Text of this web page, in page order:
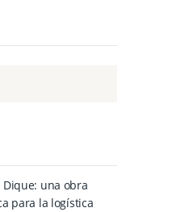
Dique: una obra
para la logística